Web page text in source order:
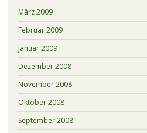
März 2009
Februar 2009
Januar 2009
Dezember 2008
November 2008
Oktober 2008
September 2008